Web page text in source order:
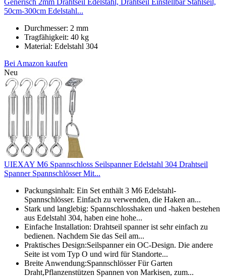
50cm-300cm Edelstahl...
Durchmesser: 2 mm
Tragfähigkeit: 40 kg
Material: Edelstahl 304
Bei Amazon kaufen
Neu
UIEXAY M6 Spannschloss Seilspanner Edelstahl 304 Drahtseil
Spanner Spannschlösser Mit...
Packungsinhalt: Ein Set enthält 3 M6 Edelstahl-
Spannschlösser. Einfach zu verwenden, die Haken an...
Stark und langlebig: Spannschlosshaken und -haken bestehen
aus Edelstahl 304, haben eine hohe...
Einfache Installation: Drahtseil spanner ist sehr einfach zu
bedienen. Nachdem Sie das Seil am...
Praktisches Design:Seilspanner ein OC-Design. Die andere
Seite ist vom Typ O und wird für Standorte...
Breite Anwendung:Spannschlösser Für Garten
Draht,Pflanzenstützen Spannen von Markisen, zum...